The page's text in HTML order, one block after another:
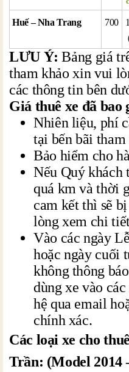
Huế – Nha Trang 700
LƯU Ý: Bảng giá
tham khảo xin vui
các thông tin bên
Giá thuê xe đã bao
Nhiên liệu, phí
tại bến bãi
Bảo hiểm cho
Nếu Quý khách
quá km và thời
cam kết thì sẽ
lòng xem chi
Vào các ngày
hoặc ngày cuối
không thông
dùng xe vào
hệ qua email
chính xác.
Các loại xe cho
Trần: (Model 2014